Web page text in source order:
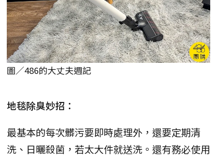
圖／486的大丈夫週記
地毯除臭妙招：
最基本的每次髒污要即時處理外，還要定期清
洗、日曬殺菌，若太大件就送洗。還有務必使用